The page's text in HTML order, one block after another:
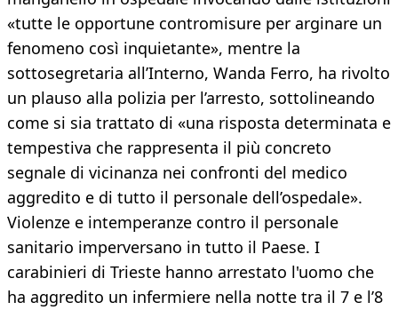
«tutte le opportune contromisure per arginare un
fenomeno così inquietante», mentre la
sottosegretaria all’Interno, Wanda Ferro, ha rivolto
un plauso alla polizia per l’arresto, sottolineando
come si sia trattato di «una risposta determinata e
tempestiva che rappresenta il più concreto
segnale di vicinanza nei confronti del medico
aggredito e di tutto il personale dell’ospedale».
Violenze e intemperanze contro il personale
sanitario imperversano in tutto il Paese. I
carabinieri di Trieste hanno arrestato l'uomo che
ha aggredito un infermiere nella notte tra il 7 e l’8